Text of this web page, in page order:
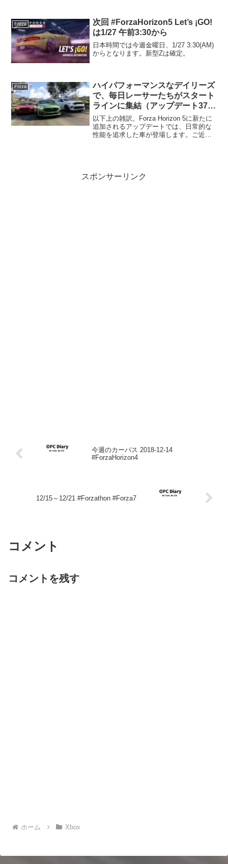
たという今大事なこの時期に、自ら冷や
水を浴びせるとはマイク...
Forza
次回 #ForzaHorizon5 Let’s ¡GO!
は1/27 午前3:30から
日本時間では今週金曜日、1/27 3:30(AM)
からとなります。新型Zは確定。
Forza
ハイパフォーマンスなデイリーズ
で、毎日レーサーたちがスタート
ラインに集結（アップデート37）
#ForzaHorizon5
以下上の雑訳。Forza Horizon 5に新たに
追加されるアップデートでは、日常的な
性能を追求した車が登場します。ご近所
スポンサーリンク
今週のカーパス 2018-12-14
#ForzaHorizon4
12/15～12/21 #Forzathon #Forza7
コメント
コメントを残す
ホーム Xbox